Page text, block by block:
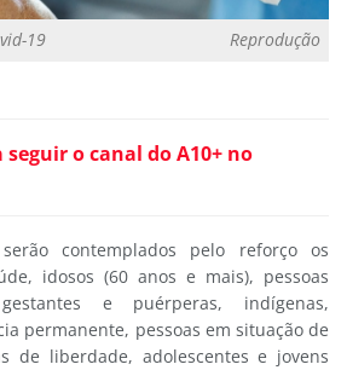
19 Reprodução
o canal do A10+ no
contemplados pelo reforço os
idosos (60 anos e mais), pessoas
e puérperas, indígenas,
permanente, pessoas em situação de
de liberdade, adolescentes e jovens